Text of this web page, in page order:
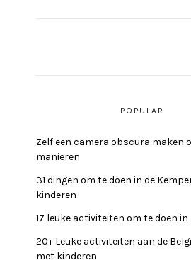
POPULAR
Zelf een camera obscura maken
manieren
31 dingen om te doen in de
kinderen
17 leuke activiteiten om te doen in
20+ Leuke activiteiten aan de
met kinderen